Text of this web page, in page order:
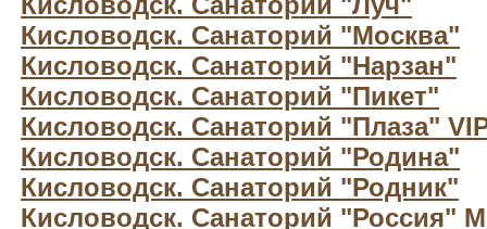
Кисловодск. Санаторий "Москва"
Кисловодск. Санаторий "Нарзан"
Кисловодск. Санаторий "Пикет"
Кисловодск. Санаторий "Плаза"
Кисловодск. Санаторий "Родина"
Кисловодск. Санаторий "Родник"
Кисловодск. Санаторий "Россия"